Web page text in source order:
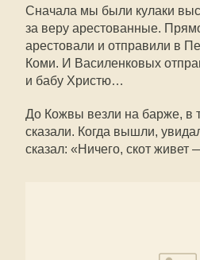
Сначала мы были кулаки
за веру арестованные.
арестовали и отправили в
Коми. И Василенковых
и бабу Христю…
До Кожвы везли на барже, в
сказали. Когда вышли,
сказал: «Ничего, скот